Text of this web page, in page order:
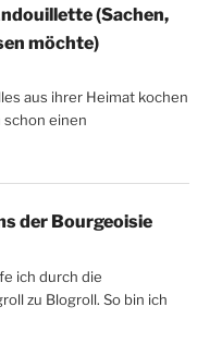
(Sachen,
möchte)
aus ihrer Heimat kochen
schon einen
der Bourgeoisie
ich durch die
zu Blogroll. So bin ich